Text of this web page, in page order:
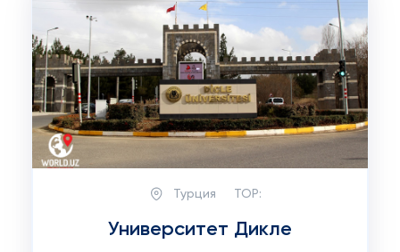
Турция TOP:
Университет Дикле